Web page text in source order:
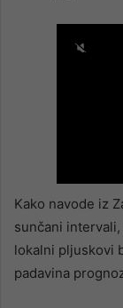
Kako navode iz
sunčani
lokalni pljuskovi
padavina